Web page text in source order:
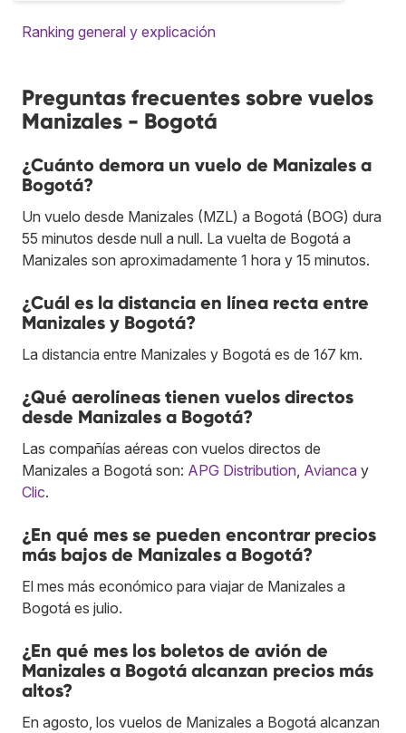
Ranking general y explicación
Preguntas frecuentes sobre vuelos
Manizales - Bogotá
¿Cuánto demora un vuelo de Manizales a
Bogotá?
Un vuelo desde Manizales (MZL) a Bogotá (BOG) dura
55 minutos desde null a null. La vuelta de Bogotá a
Manizales son aproximadamente 1 hora y 15 minutos.
¿Cuál es la distancia en línea recta entre
Manizales y Bogotá?
La distancia entre Manizales y Bogotá es de 167 km.
¿Qué aerolíneas tienen vuelos directos
desde Manizales a Bogotá?
Las compañías aéreas con vuelos directos de
Manizales a Bogotá son: APG Distribution Avianca y
Clic.
¿En qué mes se pueden encontrar precios
más bajos de Manizales a Bogotá?
El mes más económico para viajar de Manizales a
Bogotá es julio.
¿En qué mes los boletos de avión de
Manizales a Bogotá alcanzan precios más
altos?
En agosto, los vuelos de Manizales a Bogotá alcanzan